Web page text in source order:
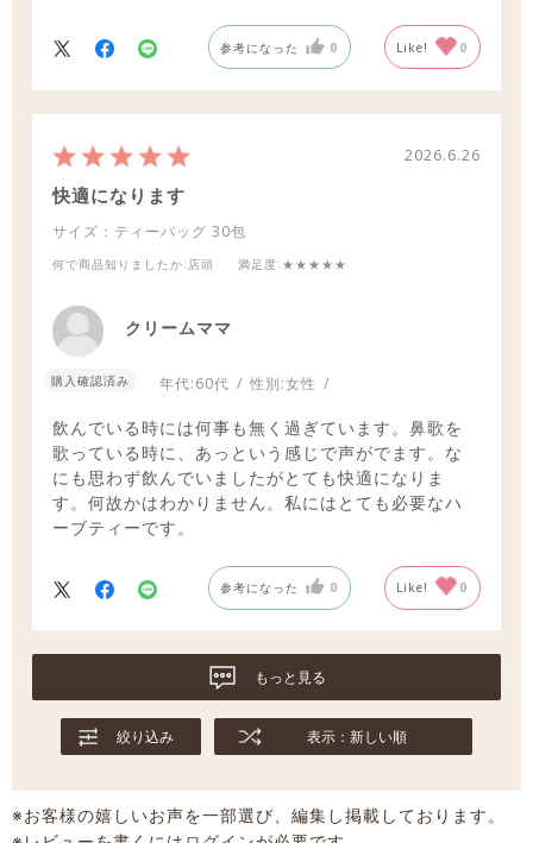
参考になった 0 Like! 0
2026.6.26
快適になります
サイズ：ティーバッグ 30包
何で商品知りましたか:店頭 満足度:★★★★★
クリームママ
購入確認済み 年代:60代 性別:女性
飲んでいる時には何事も無く過ぎています。鼻歌を
歌っている時に、あっという感じで声がでます。な
にも思わず飲んでいましたがとても快適になりま
す。何故かはわかりません。私にはとても必要なハ
ーブティーです。
参考になった 0 Like! 0
もっと見る
絞り込み 表示：新しい順
※お客様の嬉しいお声を一部選び、編集し掲載しております。